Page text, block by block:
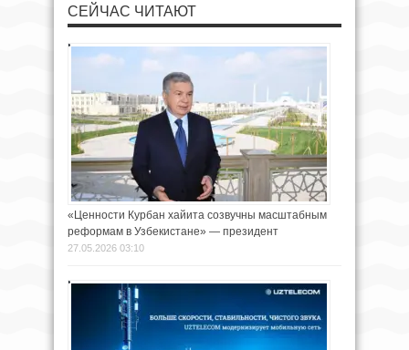
СЕЙЧАС ЧИТАЮТ
«Ценности Курбан хайита созвучны масштабным
реформам в Узбекистане» — президент
27.05.2026 03:10